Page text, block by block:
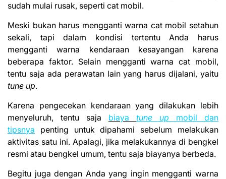
sudah mulai rusak, seperti cat mobil.
Meski bukan harus mengganti warna cat mobil setahun
sekali, tapi dalam kondisi tertentu Anda harus
mengganti warna kendaraan kesayangan karena
beberapa faktor. Selain mengganti warna cat mobil,
tentu saja ada perawatan lain yang harus dijalani, yaitu
tune up.
Karena pengecekan kendaraan yang dilakukan lebih
menyeluruh, tentu saja biaya tune up mobil dan
tipsnya penting untuk dipahami sebelum melakukan
aktivitas satu ini. Apalagi, jika melakukannya di bengkel
resmi atau bengkel umum, tentu saja biayanya berbeda.
Begitu juga dengan Anda yang ingin mengganti warna